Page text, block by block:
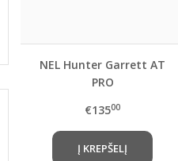
NEL Hunter Garrett AT
PRO
€13500
Į KREPŠELĮ